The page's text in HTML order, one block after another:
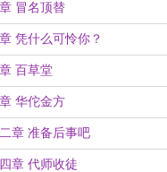
冒名顶替
凭什么可怜你？
百草堂
华佗金方
章 准备后事吧
章 代师收徒